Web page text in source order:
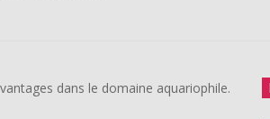
dans le domaine aquariophile.